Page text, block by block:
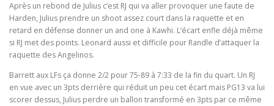
Après un rebond de Julius c’est RJ qui va aller provoquer une faute de
Harden, Julius prendre un shoot assez court dans la raquette et en
retard en défense donner un and one à Kawhi. L’écart enfle déjà même
si RJ met des points. Leonard aussi et difficile pour Randle d’attaquer la
raquette des Angelinos.
Barrett aux LFs ça donne 2/2 pour 75-89 à 7:33 de la fin du quart. Un RJ
en vue avec un 3pts derrière qui réduit un peu cet écart mais PG13 va lui
scorer dessus, Julius perdre un ballon transformé en 3pts par ce même